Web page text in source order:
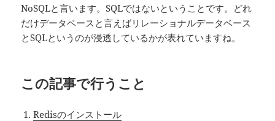
NoSQLと言います。SQLではないということです。どれ
だけデータベースと言えばリレーショナルデータベース
とSQLというのが浸透しているかが表れていますね。
この記事で行うこと
Redisのインストール